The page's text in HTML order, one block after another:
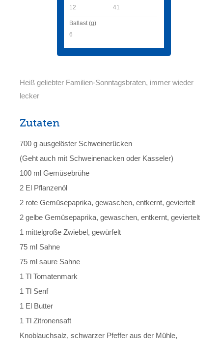
12
41
Ballast (g)
6
Heiß geliebter Familien-Sonntagsbraten, immer wieder
lecker
Zutaten
700 g ausgelöster Schweinerücken
(Geht auch mit Schweinenacken oder Kasseler)
100 ml Gemüsebrühe
2 El Pflanzenöl
2 rote Gemüsepaprika, gewaschen, entkernt, geviertelt
2 gelbe Gemüsepaprika, gewaschen, entkernt, geviertelt
1 mittelgroße Zwiebel, gewürfelt
75 ml Sahne
75 ml saure Sahne
1 Tl Tomatenmark
1 Tl Senf
1 El Butter
1 Tl Zitronensaft
Knoblauchsalz, schwarzer Pfeffer aus der Mühle,